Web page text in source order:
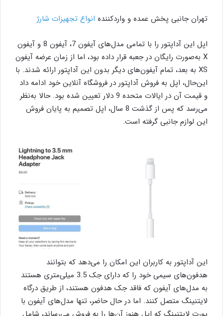
تهران جانبی پخش عمده و واردکننده انواع تجهیزات شارژ
اپل این آداپتور را با تمامی مدل‌های آیفون 7، آیفون 8 و آیفون
X به‌صورت رایگان در جعبه قرار داده بود، اما از زمان عرضه آیفون
XS به بعد، تمام آیفون‌های دیگر بدون این آداپتور ارائه شدند. با
این‌حال، اپل به فروش آداپتور در فروشگاه آنلاین خود ادامه داد
و قیمت آن در ایالات متحده 9 دلار تعیین شده بود. حالا به‌نظر
می‌رسد که پس از گذشت 8 سال، اپل تصمیم به پایان فروش
این لوازم جانبی گرفته است.
این آداپتور به کاربران این امکان را می‌دهد که بتوانند
هدفون‌های سیمی خود را که دارای جک 3.5 میلی‌متری هستند
به مدل‌های آیفون که فاقد جک هدفون هستند، از طریق درگاه
لایتنینگ متصل کنند. اما در حال حاضر، تنها مدل‌های آیفون با